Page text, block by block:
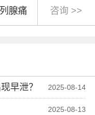
腺痛 咨询 >>
早泄？ 2025-08-14
2025-08-13